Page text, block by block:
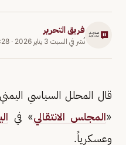
فريق التحرير
نُشر في السبت 3 يناير 2026 ·
قال المحلل السياسي
«المجلس الانتقالي» في
وعسكرياً.